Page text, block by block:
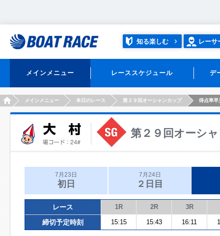
知る楽しむ レーサ
メインメニュー レーススケジュール デ
HOMEメインメニュー 本日のレース 第２９回オーシャンカップ 得点率早
第２９回オーシ
7月23日
初日
7月24日
２日目
レース 1R 2R 3R
締切予定時刻 15:15 15:43 16:11